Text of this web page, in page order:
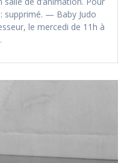
supprimé. — Baby Judo
le mercedi de 11h à